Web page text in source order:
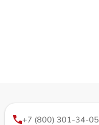
+7 (800) 301-34-05